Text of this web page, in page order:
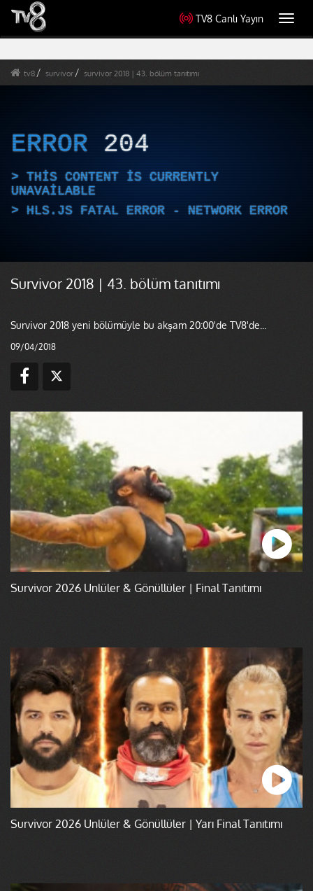
TV8 Canlı Yayın
tv8 survivor survivor 2018 | 43. bölüm tanıtımı
ERROR 204
THIS CONTENT IS CURRENTLY
UNAVAILABLE
HLS.JS FATAL ERROR - NETWORK ERROR
Survivor 2018 | 43. bölüm tanıtımı
Survivor 2018 yeni bölümüyle bu akşam 20:00'de TV8'de...
09/04/2018
Survivor 2026 Ünlüler & Gönüllüler | Final Tanıtımı
Survivor 2026 Ünlüler & Gönüllüler | Yarı Final Tanıtımı